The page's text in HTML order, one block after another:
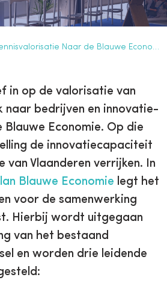
Naar de Blauwe Economie
in op de valorisatie van
naar bedrijven en innovatie-
Blauwe Economie. Op die
de innovatiecapaciteit
van Vlaanderen verrijken. In
Blauwe Economie legt het
voor de samenwerking
Hierbij wordt uitgegaan
van het bestaand
en worden drie leidende